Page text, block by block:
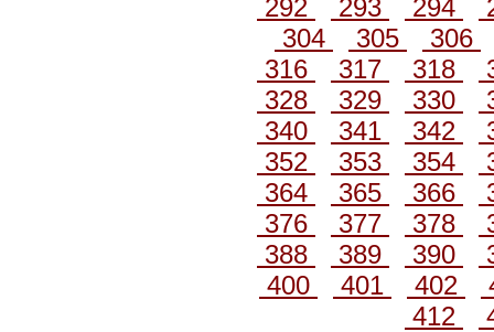
292
293 294
304
305
306
316
317 318
328
329 330
340
341 342
352
353 354
364
365 366
376
377 378
388
389 390
400
401 402
412